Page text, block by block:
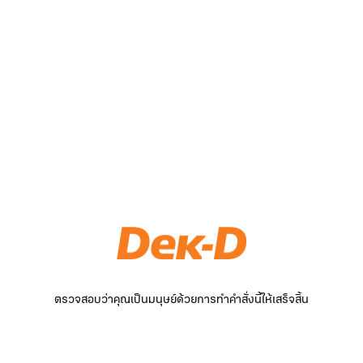
ตรวจสอบว่าคุณเป็นมนุษย์ด้วยการทำคำสั่งนี้ให้เสร็จสิ้น